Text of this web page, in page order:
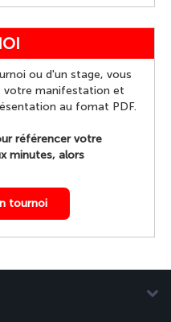
ou d'un stage, vous
votre manifestation et
au fomat PDF.
référencer votre
minutes, alors
tournoi